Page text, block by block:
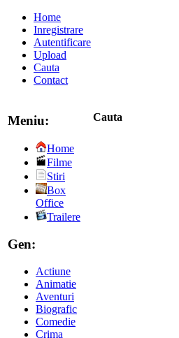
Home
Inregistrare
Autentificare
Upload
Cauta
Contact
Meniu:
Home
Filme
Stiri
Box
Office
Trailere
Gen:
Actiune
Animatie
Aventuri
Biografic
Comedie
Crima
Cauta